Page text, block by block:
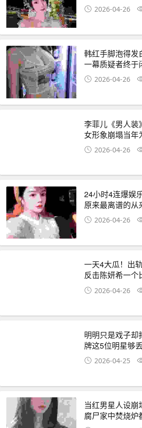
2026-04-26
韩红手脚泡得发
一幕质疑者终于
2026-04-26
李菲儿《男人装
女形象崩塌当年
2026-04-26
24小时4连爆娱
原来最离谱的从
2026-04-26
一天4大瓜！出
反击陈妍希一个
2026-04-26
明明只是戏子却
牌这5位明星够
2026-04-25
当红男星人设
腐尸家中焚烧炉